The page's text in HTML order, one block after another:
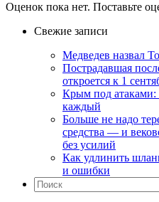
Оценок пока нет. Поставьте
Свежие записи
Медведев назвал
Пострадавшая
откроется к 1
Крым под атаками:
каждый
Больше не надо
средства — и
без усилий
Как удлинить
и ошибки